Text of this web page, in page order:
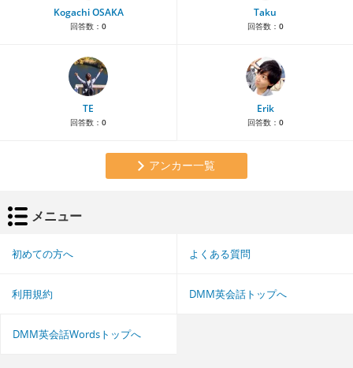
Kogachi OSAKA
回答数： 0
Taku
回答数： 0
TE
回答数： 0
Erik
回答数： 0
アンカー一覧
メニュー
初めての方へ よくある質問
利用規約 DMM英会話トップへ
DMM英会話Wordsトップへ